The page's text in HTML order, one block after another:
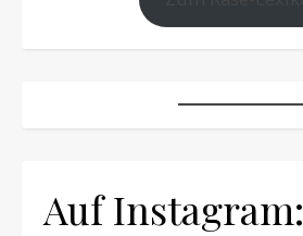
Auf Instagram: